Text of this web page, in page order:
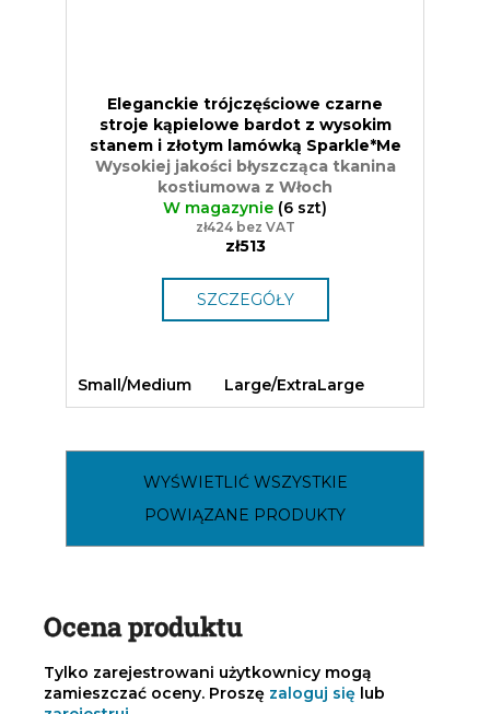
Eleganckie trójczęściowe czarne
stroje kąpielowe bardot z wysokim
stanem i złotym lamówką Sparkle*Me
Wysokiej jakości błyszcząca tkanina
kostiumowa z Włoch
W magazynie (6 szt)
zł424 bez VAT
zł513
SZCZEGÓŁY
Small/Medium Large/ExtraLarge
WYŚWIETLIĆ WSZYSTKIE
POWIĄZANE PRODUKTY
Ocena produktu
Tylko zarejestrowani użytkownicy mogą
zamieszczać oceny. Proszę zaloguj się lub